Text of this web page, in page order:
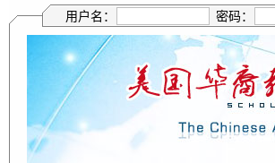
用户名： 密码：